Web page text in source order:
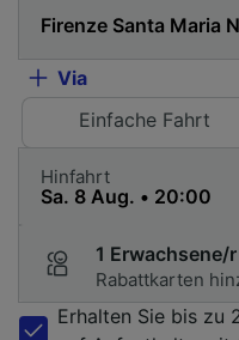
Via
Einfache Fahrt
Hinfahrt
1 Erwachsene/
Rabattkarten
Erhalten Sie bis zu